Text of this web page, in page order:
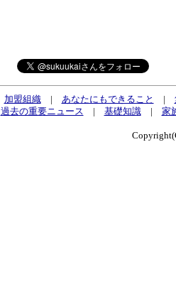
加盟組織| あなたにもできること |
過去の重要ニュース | 基礎知識| 家